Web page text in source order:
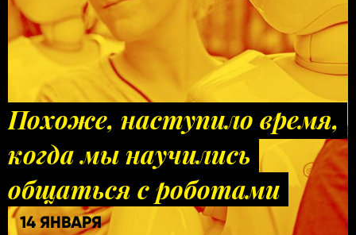
Похоже, наступило время,
когда мы научились
общаться с роботами
14 ЯНВАРЯ